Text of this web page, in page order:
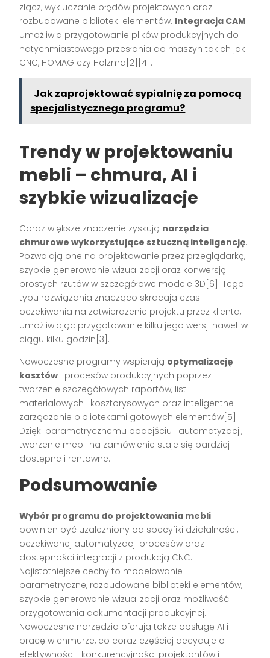
złącz, wykluczanie błędów projektowych oraz
rozbudowane biblioteki elementów. Integracja CAM
umożliwia przygotowanie plików produkcyjnych do
natychmiastowego przesłania do maszyn takich jak
CNC, HOMAG czy Holzma[2][4].
Jak zaprojektować sypialnię za pomocą
specjalistycznego programu?
Trendy w projektowaniu
mebli – chmura, AI i
szybkie wizualizacje
Coraz większe znaczenie zyskują narzędzia
chmurowe wykorzystujące sztuczną inteligencję.
Pozwalają one na projektowanie przez przeglądarkę,
szybkie generowanie wizualizacji oraz konwersję
prostych rzutów w szczegółowe modele 3D[6]. Tego
typu rozwiązania znacząco skracają czas
oczekiwania na zatwierdzenie projektu przez klienta,
umożliwiając przygotowanie kilku jego wersji nawet w
ciągu kilku godzin[3].
Nowoczesne programy wspierają optymalizację
kosztów i procesów produkcyjnych poprzez
tworzenie szczegółowych raportów, list
materiałowych i kosztorysowych oraz inteligentne
zarządzanie bibliotekami gotowych elementów[5].
Dzięki parametrycznemu podejściu i automatyzacji,
tworzenie mebli na zamówienie staje się bardziej
dostępne i rentowne.
Podsumowanie
Wybór programu do projektowania mebli
powinien być uzależniony od specyfiki działalności,
oczekiwanej automatyzacji procesów oraz
dostępności integracji z produkcją CNC.
Najistotniejsze cechy to modelowanie
parametryczne, rozbudowane biblioteki elementów,
szybkie generowanie wizualizacji oraz możliwość
przygotowania dokumentacji produkcyjnej.
Nowoczesne narzędzia oferują także obsługę AI i
pracę w chmurze, co coraz częściej decyduje o
efektywności i konkurencyjności projektantów i